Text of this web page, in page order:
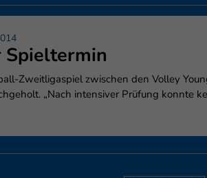
Spieltermin
Zweitligaspiel zwischen den Volley
„Nach intensiver Prüfung konnte